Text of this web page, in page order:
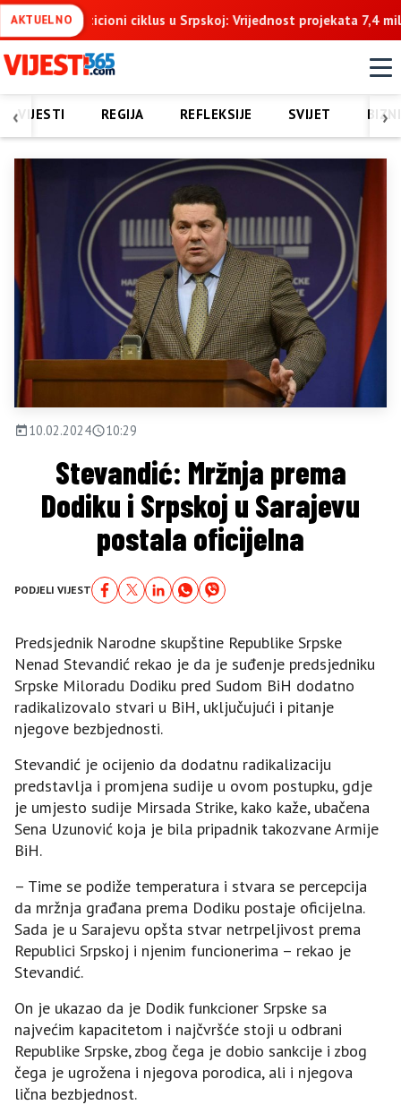
AKTUELNOVrijednost projekata 7,4 milijarde KM u naredne tri godine
‹ ›
VIJESTI REGIJA REFLEKSIJE SVIJET
10.02.2024 10:29
Stevandić: Mržnja prema
Dodiku i Srpskoj u Sarajevu
postala oficijelna
PODJELI VIJEST
Predsjednik Narodne skupštine Republike Srpske
Nenad Stevandić rekao je da je suđenje predsjedniku
Srpske Miloradu Dodiku pred Sudom BiH dodatno
radikalizovalo stvari u BiH, uključujući i pitanje
njegove bezbjednosti.
Stevandić je ocijenio da dodatnu radikalizaciju
predstavlja i promjena sudije u ovom postupku, gdje
je umjesto sudije Mirsada Strike, kako kaže, ubačena
Sena Uzunović koja je bila pripadnik takozvane Armije
BiH.
– Time se podiže temperatura i stvara se percepcija
da mržnja građana prema Dodiku postaje oficijelna.
Sada je u Sarajevu opšta stvar netrpeljivost prema
Republici Srpskoj i njenim funcionerima – rekao je
Stevandić.
On je ukazao da je Dodik funkcioner Srpske sa
najvećim kapacitetom i najčvršće stoji u odbrani
Republike Srpske, zbog čega je dobio sankcije i zbog
čega je ugrožena i njegova porodica, ali i njegova
lična bezbjednost.